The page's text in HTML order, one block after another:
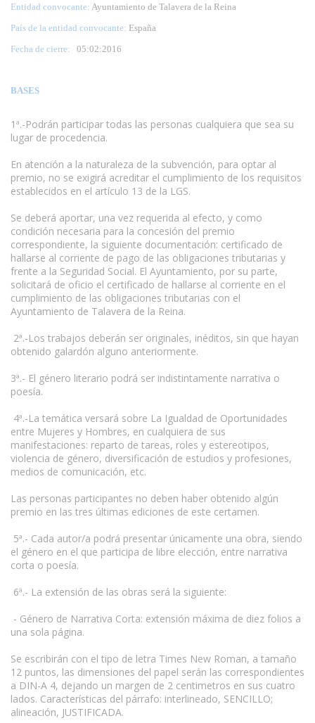
Entidad convocante: Ayuntamiento de Talavera de la Reina
País de la entidad convocante: España
Fecha de cierre: 05:02:2016
BASES
1ª.-Podrán participar todas las personas cualquiera que sea su
lugar de procedencia.
En atención a la naturaleza de la subvención, para optar al
premio, no se exigirá acreditar el cumplimiento de los requisitos
establecidos en el artículo 13 de la LGS.
Se deberá aportar, una vez requerida al efecto, y como
condición necesaria para la concesión del premio
correspondiente, la siguiente documentación: certificado de
hallarse al corriente de pago de las obligaciones tributarias y
frente a la Seguridad Social. El Ayuntamiento, por su parte,
solicitará de oficio el certificado de hallarse al corriente en el
cumplimiento de las obligaciones tributarias con el
Ayuntamiento de Talavera de la Reina.
2ª.-Los trabajos deberán ser originales, inéditos, sin que hayan
obtenido galardón alguno anteriormente.
3ª.- El género literario podrá ser indistintamente narrativa o
poesía.
4ª.-La temática versará sobre La Igualdad de Oportunidades
entre Mujeres y Hombres, en cualquiera de sus
manifestaciones: reparto de tareas, roles y estereotipos,
violencia de género, diversificación de estudios y profesiones,
medios de comunicación, etc.
Las personas participantes no deben haber obtenido algún
premio en las tres últimas ediciones de este certamen.
5ª.- Cada autor/a podrá presentar únicamente una obra, siendo
el género en el que participa de libre elección, entre narrativa
corta o poesía.
6ª.- La extensión de las obras será la siguiente:
- Género de Narrativa Corta: extensión máxima de diez folios a
una sola página.
Se escribirán con el tipo de letra Times New Roman, a tamaño
12 puntos, las dimensiones del papel serán las correspondientes
a DIN-A 4, dejando un margen de 2 centimetros en sus cuatro
lados. Características del párrafo: interlineado, SENCILLO;
alineación, JUSTIFICADA.